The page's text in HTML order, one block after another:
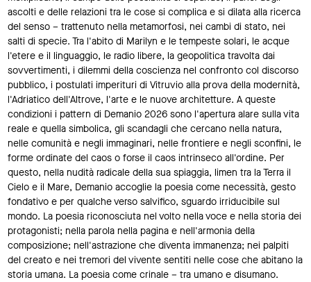
ascolti e delle relazioni tra le cose si complica e si dilata alla ricerca
del senso – trattenuto nella metamorfosi, nei cambi di stato, nei
salti di specie. Tra l'abito di Marilyn e le tempeste solari, le acque
l'etere e il linguaggio, le radio libere, la geopolitica travolta dai
sovvertimenti, i dilemmi della coscienza nel confronto col discorso
pubblico, i postulati imperituri di Vitruvio alla prova della modernità,
l'Adriatico dell'Altrove, l'arte e le nuove architetture. A queste
condizioni i pattern di Demanio 2026 sono l'apertura alare sulla vita
reale e quella simbolica, gli scandagli che cercano nella natura,
nelle comunità e negli immaginari, nelle frontiere e negli sconfini, le
forme ordinate del caos o forse il caos intrinseco all'ordine. Per
questo, nella nudità radicale della sua spiaggia, limen tra la Terra il
Cielo e il Mare, Demanio accoglie la poesia come necessità, gesto
fondativo e per qualche verso salvifico, sguardo irriducibile sul
mondo. La poesia riconosciuta nel volto nella voce e nella storia dei
protagonisti; nella parola nella pagina e nell'armonia della
composizione; nell'astrazione che diventa immanenza; nei palpiti
del creato e nei tremori del vivente sentiti nelle cose che abitano la
storia umana. La poesia come crinale – tra umano e disumano.